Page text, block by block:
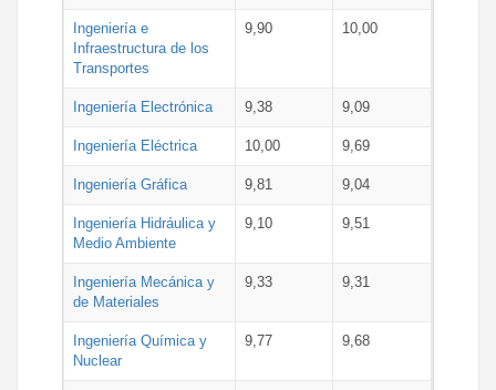
Ingeniería e
Infraestructura de los
Transportes
9,90 10,00
Ingeniería Electrónica 9,38 9,09
Ingeniería Eléctrica 10,00 9,69
Ingeniería Gráfica 9,81 9,04
Ingeniería Hidráulica y
Medio Ambiente
9,10 9,51
Ingeniería Mecánica y
de Materiales
9,33 9,31
Ingeniería Química y
Nuclear
9,77 9,68